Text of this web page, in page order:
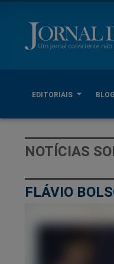
EDITORIAIS
NOTÍCIAS
FLÁVIO